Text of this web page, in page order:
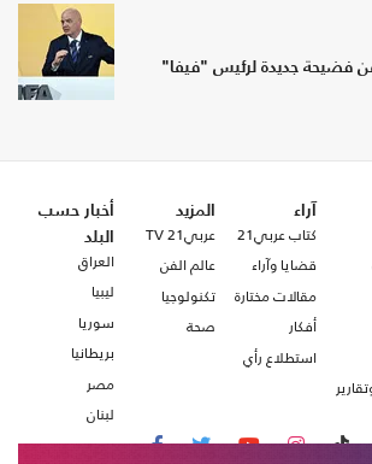
فضيحة جديدة لرئيس "فيفا"
آراء
كتاب عربي21
قضايا وآراء
مقالات مختارة
أفكار
استطلاع رأي
المزيد
عربي21 TV
عالم الفن
تكنولوجيا
صحة
أخبار حسب
البلد
العراق
ليبيا
سوريا
بريطانيا
مصر
لبنان